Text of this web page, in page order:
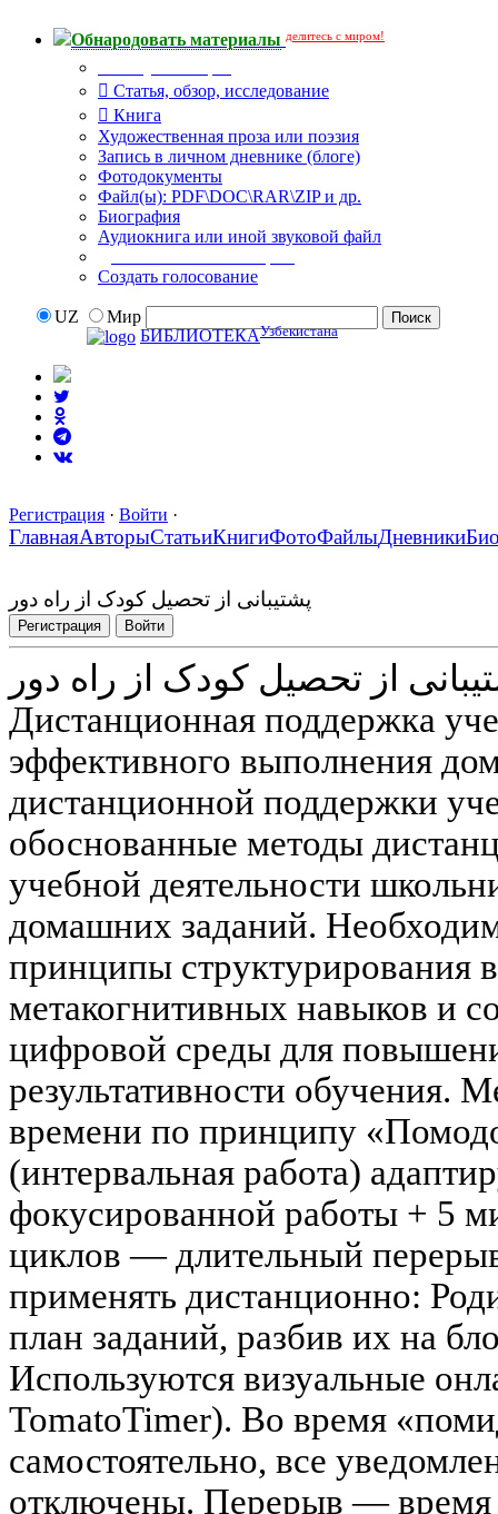
Обнародовать материалы делитесь с миром!
Статья, обзор, исследование
Книга
Художественная проза или поэзия
Запись в личном дневнике (блоге)
Фотодокументы
Файл(ы): PDF\DOC\RAR\ZIP и др.
Биография
Аудиокнига или иной звуковой файл
Создать голосование
UZ
Мир
БИБЛИОТЕКАУзбекистана
Регистрация · Войти ·
ГлавнаяАвторыСтатьиКнигиФотоФайлыДневники
پشتیبانی از تحصیل کودک از راه دور
Регистрация Войти
از تحصیل کودک از راه دور
Дистанционная поддержка
эффективного выполнения
дистанционной поддержки
обоснованные методы
учебной деятельности
домашних заданий.
принципы структурирования
метакогнитивных навыков и
цифровой среды для
результативности обучения.
времени по принципу
(интервальная работа)
фокусированной работы + 5
циклов — длительный
применять дистанционно:
план заданий, разбив их на
Используются визуальные
TomatoTimer). Во время
самостоятельно, все
отключены. Перерыв — время